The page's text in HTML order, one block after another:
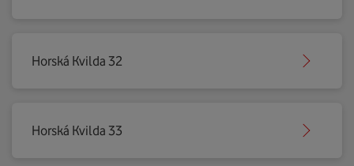
Horská Kvilda 32
Horská Kvilda 33